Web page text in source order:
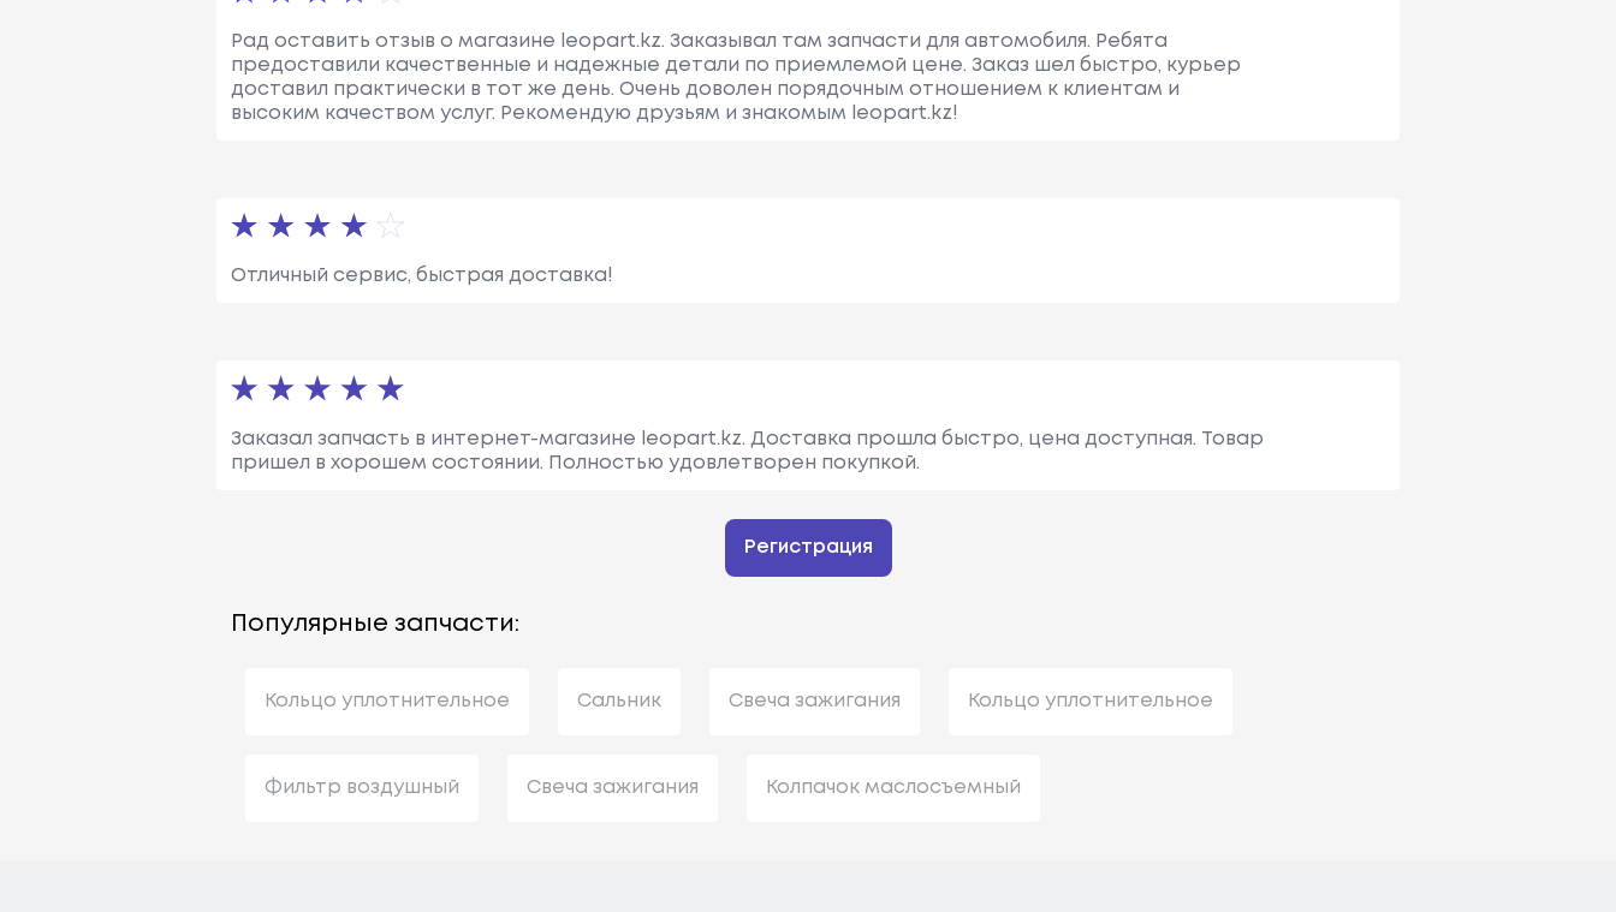
Рад оставить отзыв о магазине leopart.kz. Заказывал там запчасти для автомобиля. Ребята
предоставили качественные и надежные детали по приемлемой цене. Заказ шел быстро, курьер
доставил практически в тот же день. Очень доволен порядочным отношением к клиентам и
высоким качеством услуг. Рекомендую друзьям и знакомым leopart.kz!
Отличный сервис, быстрая доставка!
Заказал запчасть в интернет-магазине leopart.kz. Доставка прошла быстро, цена доступная. Товар
пришел в хорошем состоянии. Полностью удовлетворен покупкой.
Регистрация
Популярные запчасти:
Кольцо уплотнительное Сальник Свеча зажигания Кольцо уплотнительное
Фильтр воздушный Свеча зажигания Колпачок маслосъемный